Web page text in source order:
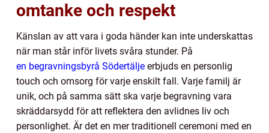
omtanke och respekt
Känslan av att vara i goda händer kan inte underskattas
när man står inför livets svåra stunder. På
en begravningsbyrå Södertälje erbjuds en personlig
touch och omsorg för varje enskilt fall. Varje familj är
unik, och på samma sätt ska varje begravning vara
skräddarsydd för att reflektera den avlidnes liv och
personlighet. Är det en mer traditionell ceremoni med en